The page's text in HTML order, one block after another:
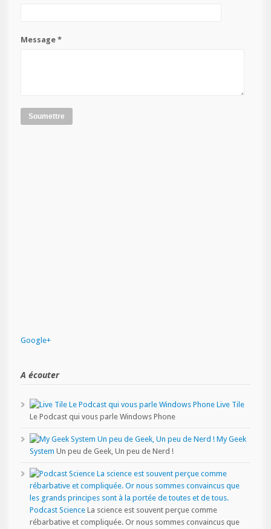
Message *
Soumettre
Google+
A écouter
Live Tile
Le Podcast qui vous parle Windows Phone
My Geek
System Un peu de Geek, Un peu de Nerd !
Podcast Science La science est souvent perçue comme
rébarbative et compliquée. Or nous sommes convaincus que